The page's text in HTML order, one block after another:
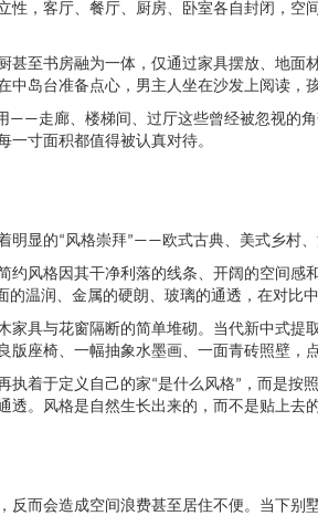
性，客厅、餐厅、厨房、卧室各自封闭，
甚至书房融为一体，仅通过家具摆放、地
中岛台准备点心，男主人坐在沙发上阅读
——走廊、楼梯间、过厅这些曾经被忽视的
一寸面积都值得被认真对待。
明显的“风格崇拜”——欧式古典、美式乡村
约风格因其干净利落的线条、开阔的空间
温润、金属的硬朗、玻璃的通透，在对比中
家具与花窗隔断的简单堆砌。当代新中式
座椅、一幅抽象水墨画、一面青砖照壁，
执着于定义自己的家“是什么风格”，而是
。风格是自然生长出来的，而不是贴上去的
反而会造成空间浪费甚至居住不便。当下别